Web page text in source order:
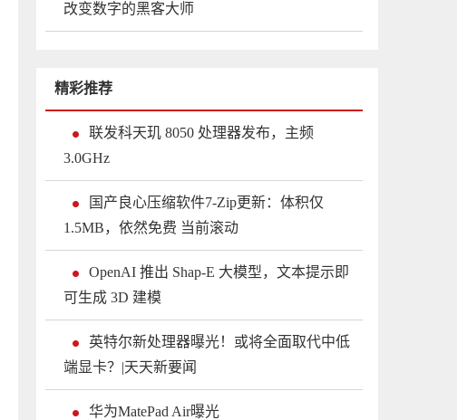
改变数字的黑客大师
精彩推荐
联发科天玑 8050 处理器发布，主频
3.0GHz
国产良心压缩软件7-Zip更新：体积仅
1.5MB，依然免费 当前滚动
OpenAI 推出 Shap-E 大模型，文本提示即
可生成 3D 建模
英特尔新处理器曝光！或将全面取代中低
端显卡？|天天新要闻
华为MatePad Air曝光